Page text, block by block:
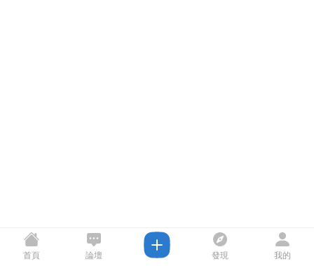
首頁 論壇 發現 我的